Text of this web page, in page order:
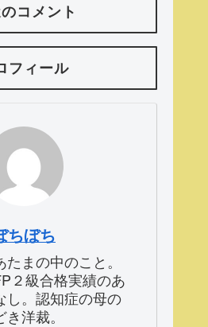
コメント
フィール
ちぼち
まの中のこと。
２級合格実績のあ
し。認知症の母の
洋裁。